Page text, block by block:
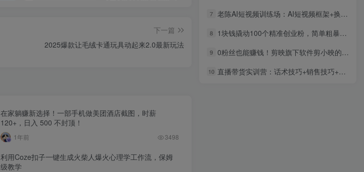
下一篇
2025爆款让毛绒卡通玩具动起来2.0最新玩法
在家躺赚新选择！一部手机做美团酒店截图，时薪
120+，日入 500 不封顶！
1年前 3498
利用Coze扣子一键生成火柴人爆火心理学工作流，保姆
级教学
7 老陈AI短视频训练场：AI短视频框架+换背景SwitchXAI+首尾帧+声音生成，轻松复刻爆款
8 1块钱撬动100个精准创业粉，简单粗暴高效长期精准，单人单日引流500+创业粉，日变现2000+
9 0粉丝也能赚钱！剪映旗下软件剪小映的推广活动，拉新5元/单月入近3000+
10 直播带货实训营：话术技巧+销售技巧+底层数据逻辑 快速开启直播带货之路